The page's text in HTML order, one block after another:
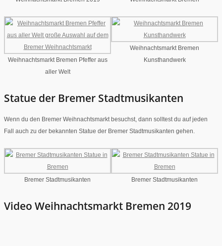
Weihnachtsmarkt Bremen Pfeffer aus
aller Welt
Weihnachtsmarkt Bremen
Kunsthandwerk
Statue der Bremer Stadtmusikanten
Wenn du den Bremer Weihnachtsmarkt besuchst, dann solltest du auf jeden
Fall auch zu der bekannten Statue der Bremer Stadtmusikanten gehen.
Bremer Stadtmusikanten Bremer Stadtmusikanten
Video Weihnachtsmarkt Bremen 2019